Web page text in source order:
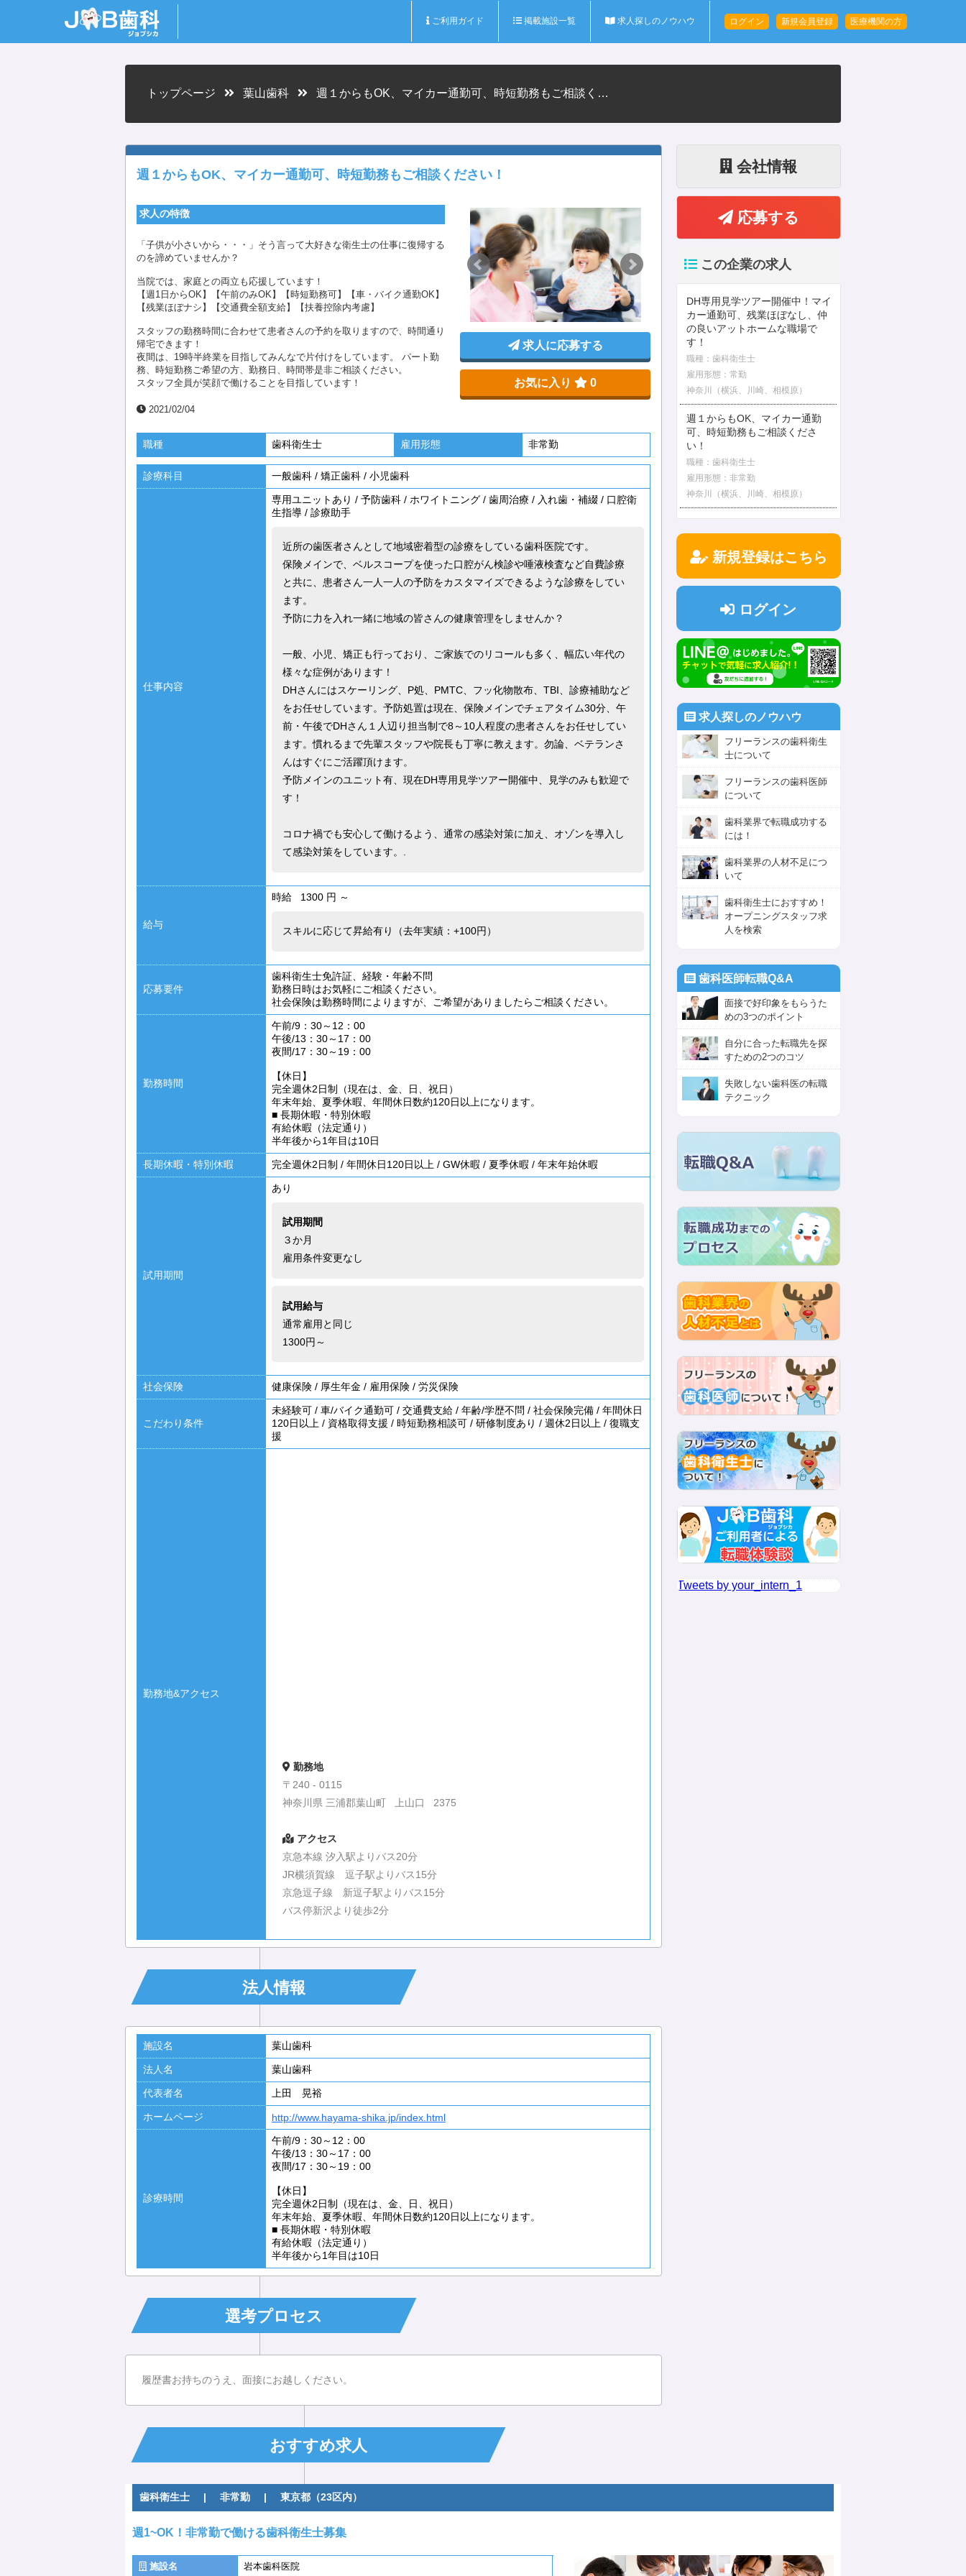
ご利用ガイド 掲載施設一覧 求人探しのノウハウ ログイン 新規会員登録 医療機関の方
トップページ 葉山歯科 週１からもOK、マイカー通勤可、時短勤務もご相談く…
週１からもOK、マイカー通勤可、時短勤務もご相談ください！
求人の特徴
「子供が小さいから・・・」そう言って大好きな衛生士の仕事に復帰する
のを諦めていませんか？
当院では、家庭との両立も応援しています！
【週1日からOK】【午前のみOK】【時短勤務可】【車・バイク通勤OK】
【残業ほぼナシ】【交通費全額支給】【扶養控除内考慮】
スタッフの勤務時間に合わせて患者さんの予約を取りますので、時間通り
帰宅できます！
夜間は、19時半終業を目指してみんなで片付けをしています。 パート勤
務、時短勤務ご希望の方、勤務日、時間帯是非ご相談ください。
スタッフ全員が笑顔で働けることを目指しています！
2021/02/04
求人に応募する
お気に入り 0
職種 歯科衛生士 雇用形態 非常勤
診療科目 一般歯科/ 矯正歯科/ 小児歯科
仕事内容
専用ユニットあり / 予防歯科/ ホワイトニング/ 歯周治療 / 入れ歯・補綴/ 口腔衛
生指導/ 診療助手
近所の歯医者さんとして地域密着型の診療をしている歯科医院です。
保険メインで、ベルスコープを使った口腔がん検診や唾液検査など自費診療
と共に、患者さん一人一人の予防をカスタマイズできるような診療をしてい
ます。
予防に力を入れ一緒に地域の皆さんの健康管理をしませんか？
一般、小児、矯正も行っており、ご家族でのリコールも多く、幅広い年代の
様々な症例があります！
DHさんにはスケーリング、P処、PMTC、フッ化物散布、TBI、診療補助など
をお任せしています。予防処置は現在、保険メインでチェアタイム30分、午
前・午後でDHさん１人辺り担当制で8～10人程度の患者さんをお任せしてい
ます。慣れるまで先輩スタッフや院長も丁寧に教えます。勿論、ベテランさ
んはすぐにご活躍頂けます。
予防メインのユニット有、現在DH専用見学ツアー開催中、見学のみも歓迎で
す！
コロナ禍でも安心して働けるよう、通常の感染対策に加え、オゾンを導入し
て感染対策をしています。.
給与
時給 1300 円 ～
スキルに応じて昇給有り（去年実績：+100円）
応募要件
歯科衛生士免許証、経験・年齢不問
勤務日時はお気軽にご相談ください。
社会保険は勤務時間によりますが、ご希望がありましたらご相談ください。
勤務時間
午前/9：30～12：00
午後/13：30～17：00
夜間/17：30～19：00
【休日】
完全週休2日制（現在は、金、日、祝日）
年末年始、夏季休暇、年間休日数約120日以上になります。
■ 長期休暇・特別休暇
有給休暇（法定通り）
半年後から1年目は10日
長期休暇・特別休暇 完全週休2日制 / 年間休日120日以上 / GW休暇 / 夏季休暇 / 年末年始休暇
試用期間
あり
試用期間
３か月
雇用条件変更なし
試用給与
通常雇用と同じ
1300円～
社会保険 健康保険/ 厚生年金 / 雇用保険/ 労災保険
こだわり条件
未経験可/ 車/バイク通勤可/ 交通費支給 / 年齢/学歴不問 / 社会保険完備/ 年間休日
120日以上 / 資格取得支援 / 時短勤務相談可/ 研修制度あり / 週休2日以上 / 復職支
援
勤務地&アクセス
勤務地
〒240 - 0115
神奈川県 三浦郡葉山町 上山口 2375
アクセス
京急本線 汐入駅よりバス20分
JR横須賀線 逗子駅よりバス15分
京急逗子線 新逗子駅よりバス15分
バス停新沢より徒歩2分
法人情報
施設名 葉山歯科
法人名 葉山歯科
代表者名 上田 晃裕
ホームページ http://www.hayama-shika.jp/index.html
診療時間
午前/9：30～12：00
午後/13：30～17：00
夜間/17：30～19：00
【休日】
完全週休2日制（現在は、金、日、祝日）
年末年始、夏季休暇、年間休日数約120日以上になります。
■ 長期休暇・特別休暇
有給休暇（法定通り）
半年後から1年目は10日
選考プロセス
履歴書お持ちのうえ、面接にお越しください。
会社情報
応募する
この企業の求人
DH専用見学ツアー開催中！マイ
カー通勤可、残業ほぼなし、仲
の良いアットホームな職場で
す！
職種：歯科衛生士
雇用形態：常勤
神奈川（横浜、川崎、相模原）
週１からもOK、マイカー通勤
可、時短勤務もご相談くださ
い！
職種：歯科衛生士
雇用形態：非常勤
神奈川（横浜、川崎、相模原）
新規登録はこちら
ログイン
求人探しのノウハウ
フリーランスの歯科衛生
士について
フリーランスの歯科医師
について
歯科業界で転職成功する
には！
歯科業界の人材不足につ
いて
歯科衛生士におすすめ！
オープニングスタッフ求
人を検索
歯科医師転職Q&A
面接で好印象をもらうた
めの3つのポイント
自分に合った転職先を探
すための2つのコツ
失敗しない歯科医の転職
テクニック
Tweets by your_intern_1
おすすめ求人
歯科衛生士 | 非常勤 | 東京都（23区内）
週1~OK！非常勤で働ける歯科衛生士募集
施設名 岩本歯科医院